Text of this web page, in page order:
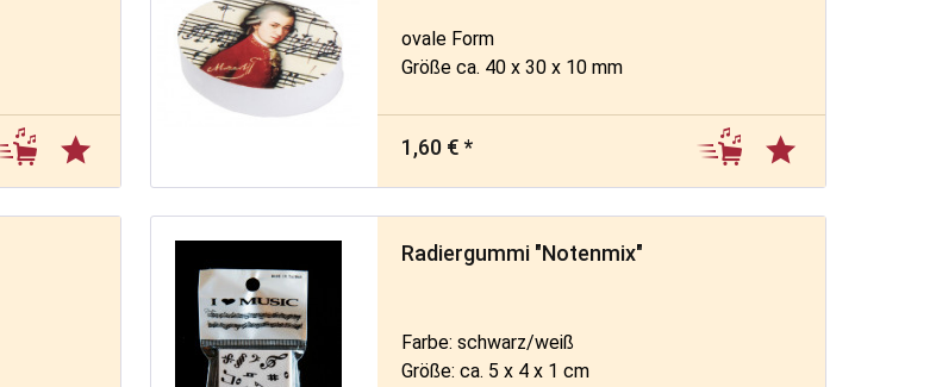
ovale Form
Größe ca. 40 x 30 x 10 mm
1,60 € *
Radiergummi "Notenmix"
Farbe: schwarz/weiß
Größe: ca. 5 x 4 x 1 cm